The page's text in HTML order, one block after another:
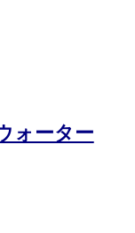
ォーター